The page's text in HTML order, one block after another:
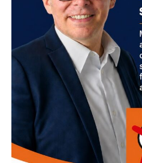
Kine­sio­lo­gie nut­zen wir
ses Bio­feed­back-Instru­ment
star­ren Sche­ma­ta
individuell:
Was braucht Ihr
Geht es um
sanf­ten Impuls zur
Wo lie­gen die
Wur­zeln der